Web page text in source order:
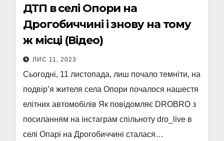
ДТП в селі Опори на
Дрогобиччині і знову на тому
ж місці (Відео)
ЛИС 11, 2023
Сьогодні, 11 листопада, лиш почало темніти, на
подвір’я жителя села Опори почалося нашестя
елітних автомобілів Як повідомляє DROBRO з
посиланням на інстаграм спільноту dro_live в
селі Опарі на Дрогобиччині сталася…